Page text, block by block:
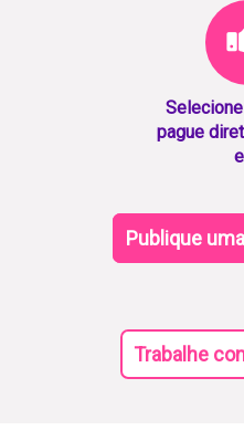
pague
Publique
Trabalhe